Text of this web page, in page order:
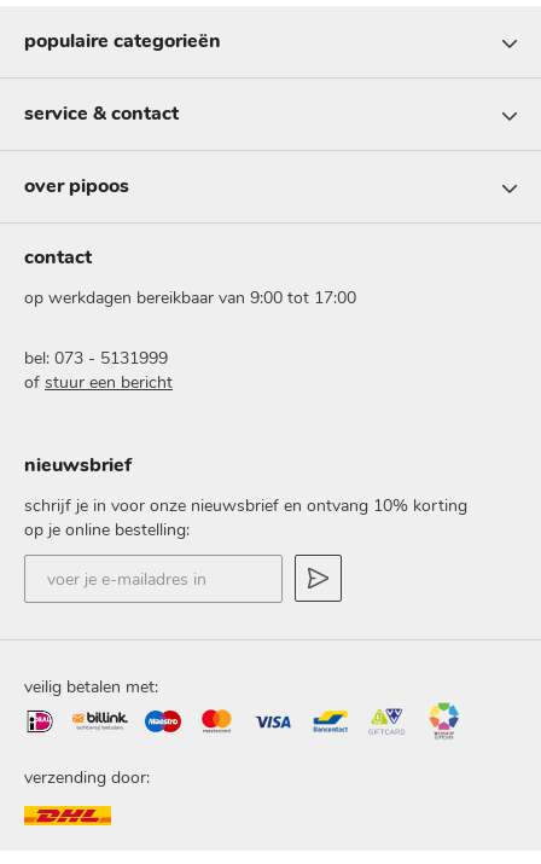
contact
op werkdagen bereikbaar van 9:00 tot 17:00
bel: 073 - 5131999
of stuur een bericht
nieuwsbrief
schrijf je in voor onze nieuwsbrief en ontvang 10% korting
op je online bestelling:
mailadres
populaire categorieën
service & contact
over pipoos
veilig betalen met:
verzending door: